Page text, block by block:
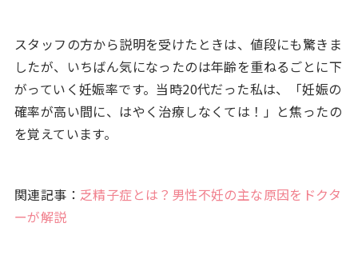
スタッフの方から説明を受けたときは、値段にも驚きま
したが、いちばん気になったのは年齢を重ねるごとに下
がっていく妊娠率です。当時20代だった私は、「妊娠の
確率が高い間に、はやく治療しなくては！」と焦ったの
を覚えています。
関連記事： 乏精子症とは？男性不妊の主な原因をドクタ
ーが解説